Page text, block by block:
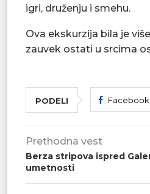
igri, druženju i smehu.
Ova ekskurzija bila je
zauvek ostati u srcima
PODELI Facebook
Prethodna vest
Berza stripova ispred
umetnosti